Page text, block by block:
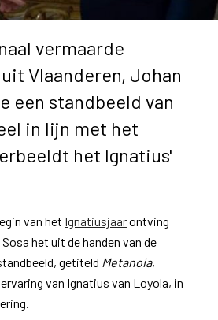
vermaarde
Vlaanderen, Johan
een standbeeld van
in lijn met het
het Ignatius'
van het Ignatiusjaarontving
het uit de handen van de
getiteld Metanoia,
van Ignatius van Loyola, in